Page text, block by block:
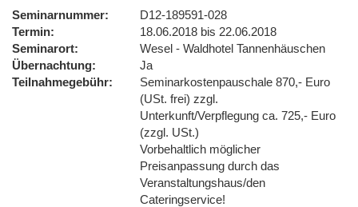
Seminarnummer
D12-189591-028
Termin
18.06.2018 bis 22.06.2018
Seminarort
Wesel - Waldhotel Tannenhäuschen
Übernachtung
Ja
Teilnahmegebühr
Seminarkostenpauschale 870,- Euro
(USt. frei) zzgl.
Unterkunft/Verpflegung ca. 725,- Euro
(zzgl. USt.)
Vorbehaltlich möglicher
Preisanpassung durch das
Veranstaltungshaus/den
Cateringservice!